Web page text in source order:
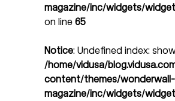
magazine/inc/widgets/
on line 65
Notice: Undefined index:
/home/vidusa/
content/themes/wonderwall-
magazine/inc/widgets/